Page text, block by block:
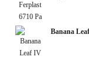
Banana